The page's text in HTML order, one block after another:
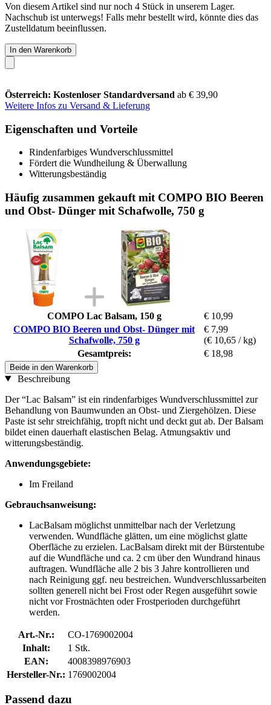
Von diesem Artikel sind nur noch 4 Stück in unserem Lager.
Nachschub ist unterwegs! Falls mehr bestellt wird, könnte dies das
Zustelldatum beeinflussen.
In den Warenkorb
Österreich: Kostenloser Standardversand ab € 39,90
Weitere Infos zu Versand & Lieferung
Eigenschaften und Vorteile
Rindenfarbiges Wundverschlussmittel
Fördert die Wundheilung & Überwallung
Witterungsbeständig
Häufig zusammen gekauft mit COMPO BIO Beeren
und Obst- Dünger mit Schafwolle, 750 g
COMPO Lac Balsam, 150 g
€ 10,99
COMPO BIO Beeren und Obst- Dünger mit
Schafwolle, 750 g
€ 7,99
(€ 10,65 / kg)
Gesamtpreis:
€ 18,98
Beide in den Warenkorb
Beschreibung
Der “Lac Balsam” ist ein rindenfarbiges Wundverschlussmittel zur
Behandlung von Baumwunden an Obst- und Ziergehölzen. Diese
Paste ist sehr streichfähig, tropft nicht und deckt gut ab. Der Balsam
bildet einen dauerhaft elastischen Belag. Atmungsaktiv und
witterungsbeständig.
Anwendungsgebiete:
Im Freiland
Gebrauchsanweisung:
LacBalsam möglichst unmittelbar nach der Verletzung
verwenden. Wundfläche glätten, um eine möglichst glatte
Oberfläche zu erzielen. LacBalsam direkt mit der Bürstentube
auf die Wundfläche und ca. 2 cm über den Wundrand hinaus
auftragen. Wundfläche alle 2 bis 3 Jahre kontrollieren und
nach Reinigung ggf. neu bestreichen. Wundverschlussarbeiten
sollten generell nicht bei Frost oder Regen ausgeführt sowie
nicht vor Frostnächten oder Frostperioden durchgeführt
werden.
Art.-Nr.:
CO-1769002004
Inhalt:
1 Stk.
EAN:
4008398976903
Hersteller-Nr.: 1769002004
Passend dazu